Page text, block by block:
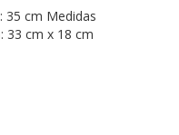
35 cm Medidas
33 cm x 18 cm